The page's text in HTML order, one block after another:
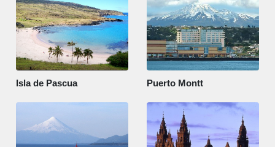
Isla de Pascua Puerto Montt